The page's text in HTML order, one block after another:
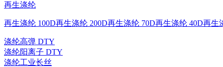
再生涤纶
再生涤纶 100D再生涤纶 200D再生涤纶 70D再生涤纶 40D再生
涤纶高弹 DTY
涤纶阳离子 DTY
涤纶工业长丝